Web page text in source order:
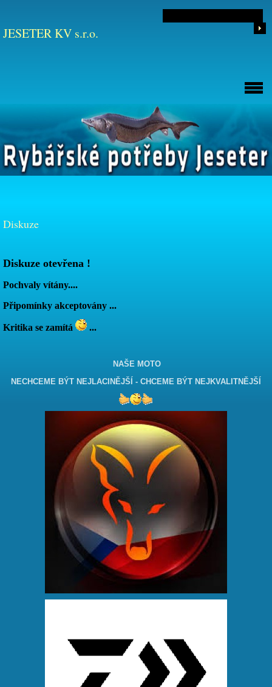
JESETER KV s.r.o.
Diskuze
Diskuze otevřena !
Pochvaly vítány....
Připomínky akceptovány ...
Kritika se zamítá ...
NAŠE MOTO
NECHCEME BÝT NEJLACINĚJŠÍ - CHCEME BÝT NEJKVALITNĚJŠÍ